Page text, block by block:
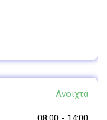
Ανοιχτά